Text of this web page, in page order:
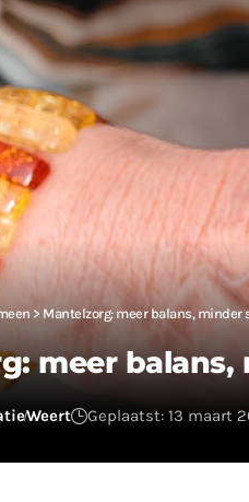
> Mantelzorg: meer balans, minder
meer balans,
Weert Geplaatst: 13 maart